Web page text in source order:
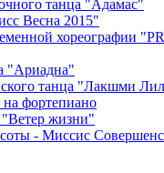
танца "Адамас"
Весна 2015"
хореографии
"Ариадна"
танца "Лакшми
фортепиано
"Ветер жизни"
- Миссис